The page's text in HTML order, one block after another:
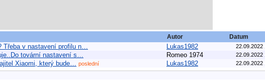
Autor Datum
v nastavení profilu n… Lukas1982 22.09.2022
tovární nastavení s… Romeo 1974 22.09.2022
Xiaomi, který bude… poslední Lukas1982 22.09.2022